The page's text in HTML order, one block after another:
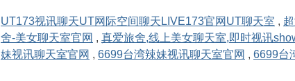
UT173视讯聊天UT网际空间聊天LIVE173官网UT聊天室 ,
舍-美女聊天室官网 , 真爱旅舍,线上美女聊天室,即时视讯
妹视讯聊天室官网 , 6699台湾辣妹视讯聊天室官网 , 6699台